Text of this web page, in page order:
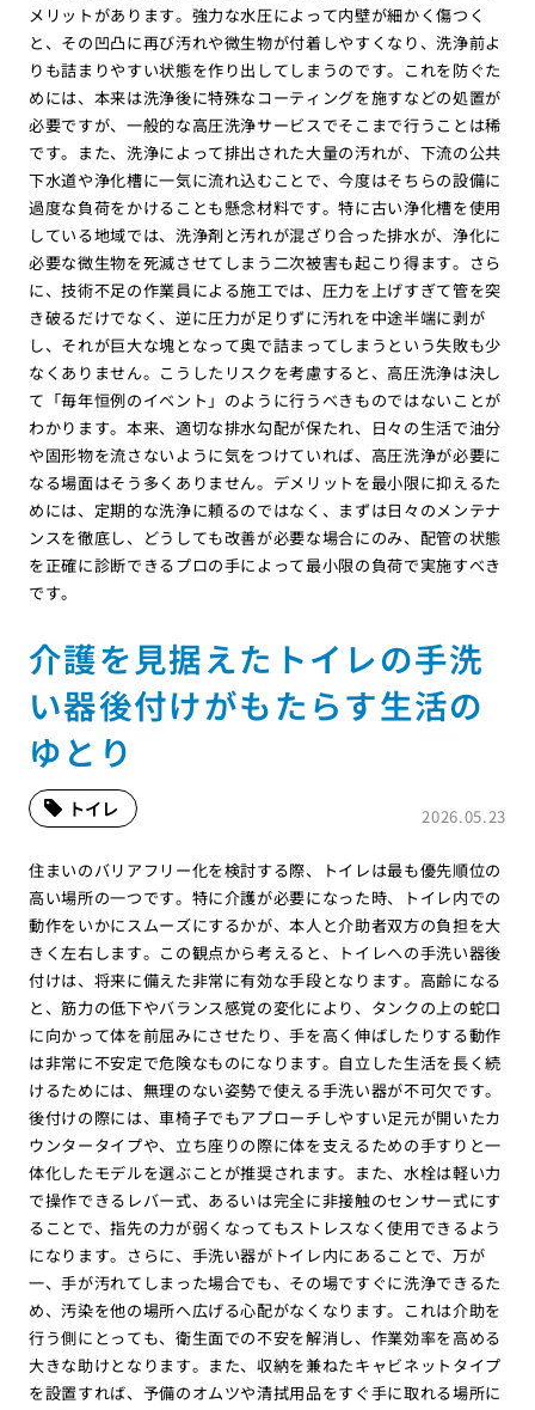
メリットがあります。強力な水圧によって内壁が細かく傷つく
と、その凹凸に再び汚れや微生物が付着しやすくなり、洗浄前よ
りも詰まりやすい状態を作り出してしまうのです。これを防ぐた
めには、本来は洗浄後に特殊なコーティングを施すなどの処置が
必要ですが、一般的な高圧洗浄サービスでそこまで行うことは稀
です。また、洗浄によって排出された大量の汚れが、下流の公共
下水道や浄化槽に一気に流れ込むことで、今度はそちらの設備に
過度な負荷をかけることも懸念材料です。特に古い浄化槽を使用
している地域では、洗浄剤と汚れが混ざり合った排水が、浄化に
必要な微生物を死滅させてしまう二次被害も起こり得ます。さら
に、技術不足の作業員による施工では、圧力を上げすぎて管を突
き破るだけでなく、逆に圧力が足りずに汚れを中途半端に剥が
し、それが巨大な塊となって奥で詰まってしまうという失敗も少
なくありません。こうしたリスクを考慮すると、高圧洗浄は決し
て「毎年恒例のイベント」のように行うべきものではないことが
わかります。本来、適切な排水勾配が保たれ、日々の生活で油分
や固形物を流さないように気をつけていれば、高圧洗浄が必要に
なる場面はそう多くありません。デメリットを最小限に抑えるた
めには、定期的な洗浄に頼るのではなく、まずは日々のメンテナ
ンスを徹底し、どうしても改善が必要な場合にのみ、配管の状態
を正確に診断できるプロの手によって最小限の負荷で実施すべき
です。
介護を見据えたトイレの手洗
い器後付けがもたらす生活の
ゆとり
2026.05.23
トイレ
住まいのバリアフリー化を検討する際、トイレは最も優先順位の
高い場所の一つです。特に介護が必要になった時、トイレ内での
動作をいかにスムーズにするかが、本人と介助者双方の負担を大
きく左右します。この観点から考えると、トイレへの手洗い器後
付けは、将来に備えた非常に有効な手段となります。高齢になる
と、筋力の低下やバランス感覚の変化により、タンクの上の蛇口
に向かって体を前屈みにさせたり、手を高く伸ばしたりする動作
は非常に不安定で危険なものになります。自立した生活を長く続
けるためには、無理のない姿勢で使える手洗い器が不可欠です。
後付けの際には、車椅子でもアプローチしやすい足元が開いたカ
ウンタータイプや、立ち座りの際に体を支えるための手すりと一
体化したモデルを選ぶことが推奨されます。また、水栓は軽い力
で操作できるレバー式、あるいは完全に非接触のセンサー式にす
ることで、指先の力が弱くなってもストレスなく使用できるよう
になります。さらに、手洗い器がトイレ内にあることで、万が
一、手が汚れてしまった場合でも、その場ですぐに洗浄できるた
め、汚染を他の場所へ広げる心配がなくなります。これは介助を
行う側にとっても、衛生面での不安を解消し、作業効率を高める
大きな助けとなります。また、収納を兼ねたキャビネットタイプ
を設置すれば、予備のオムツや清拭用品をすぐ手に取れる場所に